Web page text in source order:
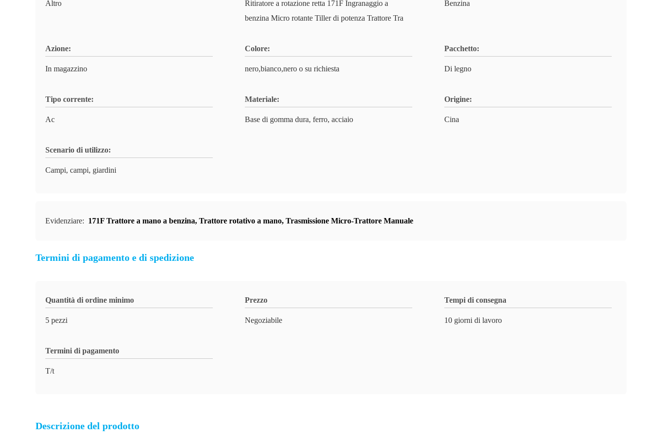
Altro
Ritiratore a rotazione retta 171F Ingranaggio a
benzina Micro rotante Tiller di potenza Trattore Tra
Benzina
Azione:
In magazzino
Colore:
nero,bianco,nero o su richiesta
Pacchetto:
Di legno
Tipo corrente:
Ac
Materiale:
Base di gomma dura, ferro, acciaio
Origine:
Cina
Scenario di utilizzo:
Campi, campi, giardini
Evidenziare: 171F Trattore a mano a benzina, Trattore rotativo a mano, Trasmissione Micro-Trattore Manuale
Termini di pagamento e di spedizione
Quantità di ordine minimo
5 pezzi
Prezzo
Negoziabile
Tempi di consegna
10 giorni di lavoro
Termini di pagamento
T/t
Descrizione del prodotto